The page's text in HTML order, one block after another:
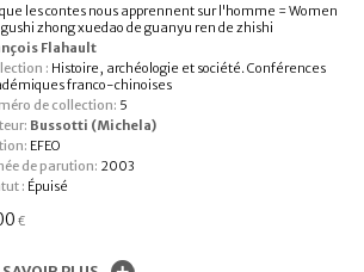
les contes nous apprennent sur l'homme = Women
zhong xuedao de guanyu ren de zhishi
Flahault
: Histoire, archéologie et société. Conférences
franco-chinoises
de collection: 5
Bussotti (Michela)
EFEO
de parution: 2003
: Épuisé
€